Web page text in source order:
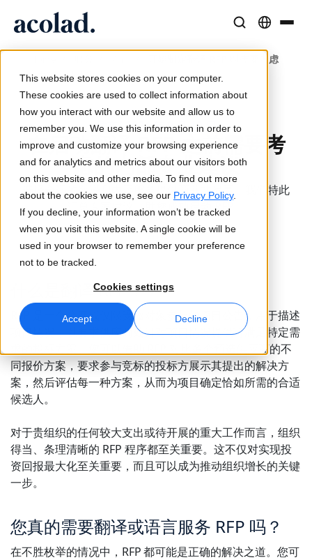
This website stores cookies on your computer.
These cookies are used to collect information about
how you interact with our website and allow us to
remember you. We use this information in order to
improve and customize your browsing experience
and for analytics and metrics about our visitors both
on this website and other media. To find out more
about the cookies we use, see our Privacy Policy.
If you decline, your information won’t be tracked
when you visit this website. A single cookie will be
used in your browser to remember your preference
not to be tracked.
Cookies settings
Accept Decline
翻译
AI 速度，人类精度
口译服务
随时随地无缝沟通
媒体与娱乐
让故事出现在每个屏幕上
咨询与外包
触达并转化全球受众
转录
数据服务
所有解决方案
Lia Translate
即时品牌一致翻译
连接能力
简化的工作流集成
AI 同声传译
实时语音翻译
高效大规模配音
AI 数据服务
成功案例
来自客户的真实成果
文章
专家对全球内容的见解
电子书
深度指南与策略
掌握面向全球品牌的 AI 驱动翻译
提升效率、规模与质量的秘诀
关于 Acolad
可持续发展
合作伙伴
新闻
地点
职业机会
与我们一起打造您的未来
开始制定翻译 RFP 时需要考虑
的内部专业建议
发布/ 2024 年 9 月 10 日
在启动翻译 RFP 之前需要考
虑的内部专业建议
选择合适的翻译和内容服务提供商并非易事。我们特此
汇总专家建议，助您成功启动 RFP。
咨询
什么是翻译 RFP？
RFP 是一个公开或仅限受邀对象参与的项目公告，用于描述
项目情况，以要求供应商处针对项目情况提供可满足特定需
求的投标方案。您可以借助 RFP 对比多个预选供应商的不
同报价方案，要求参与竞标的投标方展示其提出的解决方
案，然后评估每一种方案，从而为项目确定恰如所需的合适
候选人。
对于贵组织的任何较大支出或待开展的重大工作而言，组织
得当、条理清晰的 RFP 程序都至关重要。这不仅对实现投
资回报最大化至关重要，而且可以成为推动组织增长的关键
一步。
您真的需要翻译或语言服务 RFP 吗？
在不胜枚举的情况中，RFP 都可能是正确的解决之道。您可